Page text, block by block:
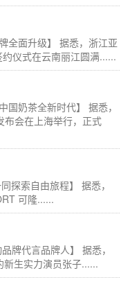
全面升级】 据悉，浙江亚
仪式在云南丽江圆满......
国奶茶全新时代】 据悉，
布会在上海举行，正式
探索自由旅程】 据悉，
可隆......
牌代言品牌人】 据悉，
生实力演员张子......